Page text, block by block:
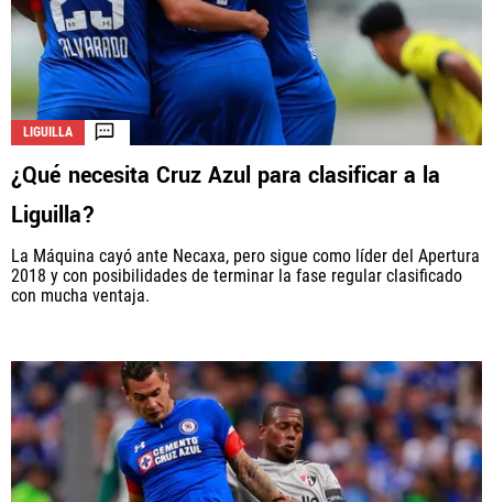
LIGUILLA
¿Qué necesita Cruz Azul para clasificar a la
Liguilla?
La Máquina cayó ante Necaxa, pero sigue como líder del Apertura
2018 y con posibilidades de terminar la fase regular clasificado
con mucha ventaja.